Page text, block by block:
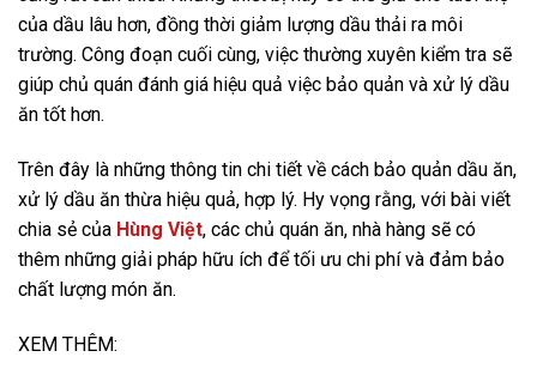
của dầu lâu hơn, đồng thời giảm lượng dầu thải ra môi
trường. Công đoạn cuối cùng, việc thường xuyên kiểm tra sẽ
giúp chủ quán đánh giá hiệu quả việc bảo quản và xử lý dầu
ăn tốt hơn.
Trên đây là những thông tin chi tiết về cách bảo quản dầu ăn,
xử lý dầu ăn thừa hiệu quả, hợp lý. Hy vọng rằng, với bài viết
chia sẻ của Hùng Việt, các chủ quán ăn, nhà hàng sẽ có
thêm những giải pháp hữu ích để tối ưu chi phí và đảm bảo
chất lượng món ăn.
XEM THÊM: